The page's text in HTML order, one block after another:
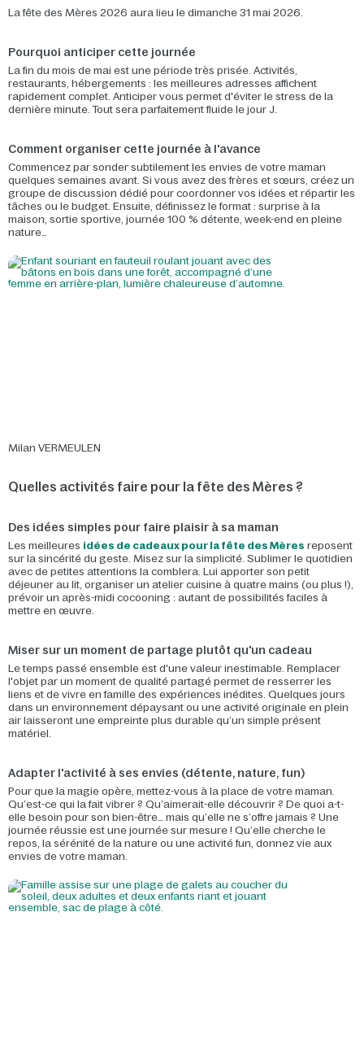
La fête des Mères 2026 aura lieu le dimanche 31 mai 2026.
Pourquoi anticiper cette journée
La fin du mois de mai est une période très prisée. Activités,
restaurants, hébergements : les meilleures adresses affichent
rapidement complet. Anticiper vous permet d'éviter le stress de la
dernière minute. Tout sera parfaitement fluide le jour J.
Comment organiser cette journée à l'avance
Commencez par sonder subtilement les envies de votre maman
quelques semaines avant. Si vous avez des frères et sœurs, créez un
groupe de discussion dédié pour coordonner vos idées et répartir les
tâches ou le budget. Ensuite, définissez le format : surprise à la
maison, sortie sportive, journée 100 % détente, week-end en pleine
nature…
Milan VERMEULEN
Quelles activités faire pour la fête des Mères ?
Des idées simples pour faire plaisir à sa maman
Les meilleures idées de cadeaux pour la fête des Mères reposent
sur la sincérité du geste. Misez sur la simplicité. Sublimer le quotidien
avec de petites attentions la comblera. Lui apporter son petit
déjeuner au lit, organiser un atelier cuisine à quatre mains (ou plus !),
prévoir un après-midi cocooning : autant de possibilités faciles à
mettre en œuvre.
Miser sur un moment de partage plutôt qu'un cadeau
Le temps passé ensemble est d'une valeur inestimable. Remplacer
l'objet par un moment de qualité partagé permet de resserrer les
liens et de vivre en famille des expériences inédites. Quelques jours
dans un environnement dépaysant ou une activité originale en plein
air laisseront une empreinte plus durable qu’un simple présent
matériel.
Adapter l'activité à ses envies (détente, nature, fun)
Pour que la magie opère, mettez-vous à la place de votre maman.
Qu’est-ce qui la fait vibrer ? Qu’aimerait-elle découvrir ? De quoi a-t-
elle besoin pour son bien-être… mais qu’elle ne s’offre jamais ? Une
journée réussie est une journée sur mesure ! Qu’elle cherche le
repos, la sérénité de la nature ou une activité fun, donnez vie aux
envies de votre maman.